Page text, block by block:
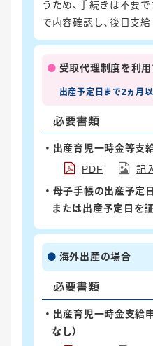
うため、手続きは不要
で内容確認し、後日支給
受取代理制度を利
出産予定日まで2ヵ月
必要書類
出産育児一時金等支
PDF
記
母子手帳の出産予定
または出産予定日を
海外出産の場合
必要書類
出産育児一時金支給
なし）